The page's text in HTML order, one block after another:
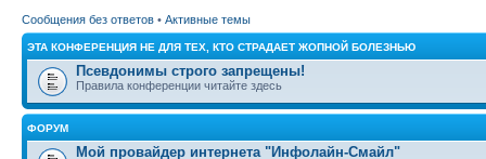
Сообщения без ответов • Активные темы
ЭТА КОНФЕРЕНЦИЯ НЕ ДЛЯ ТЕХ, КТО СТРАДАЕТ ЖОПНОЙ БОЛЕЗНЬЮ
Псевдонимы строго запрещены!
Правила конференции читайте здесь
ФОРУМ
Мой провайдер интернета "Инфолайн-Смайл"